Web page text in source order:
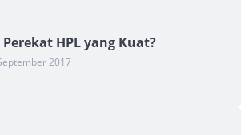
Perekat HPL yang Kuat?
2017